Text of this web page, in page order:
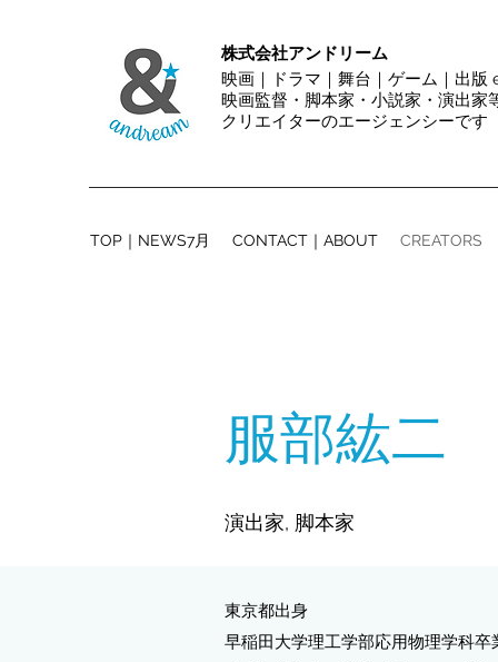
株式会社アンドリーム
映画｜ドラマ｜舞台｜ゲーム｜出版
映画監督・脚本家・小説家・演出家
クリエイターのエージェンシーです
TOP｜NEWS7月 CONTACT｜ABOUT CREATORS
服部紘二
演出家, 脚本家
東京都出身
早稲田大学理工学部応用物理学科卒